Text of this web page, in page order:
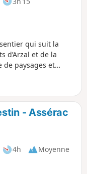
qui suit la
d’Arzal et de la
de paysages et
- Assérac
4h
Moyenne